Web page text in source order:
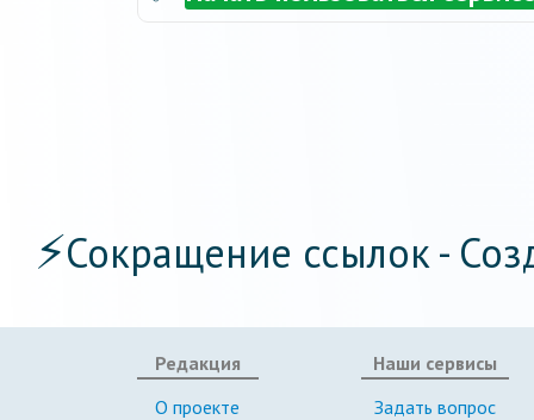
⚡Сокращение ссылок -
Редакция
О проекте
Наши сервисы
Задать вопрос